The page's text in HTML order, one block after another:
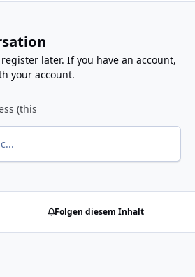
later. If you have an account,
your account.
Folgen diesem Inhalt